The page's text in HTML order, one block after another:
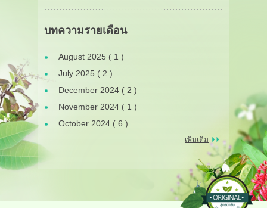
บทความรายเดือน
August 2025 ( 1 )
July 2025 ( 2 )
December 2024 ( 2 )
November 2024 ( 1 )
October 2024 ( 6 )
เพิ่มเติม